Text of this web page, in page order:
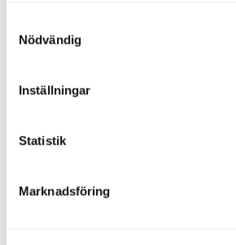
Nödvändig
Inställningar
Statistik
Marknadsföring
Tillbehör till
användningen enklare. Hos StudioNord